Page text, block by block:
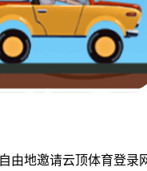
地邀请云顶体育登录